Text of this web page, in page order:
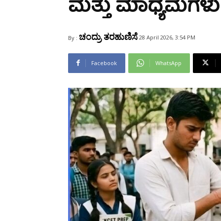
ಮತ್ತು ಮಾಧ್ಯಮಗಳು
By : ಚಂದ್ರು ತರಹುಣಿಸೆ 28 April 2026, 3:54 PM
Facebook WhatsApp